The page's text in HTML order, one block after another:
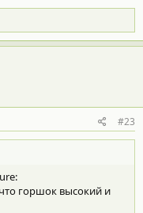
#23
горшок высокий и